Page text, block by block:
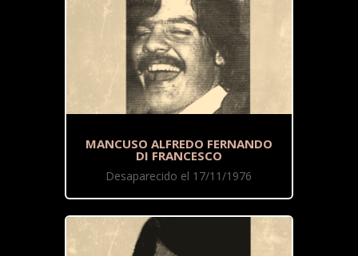
MANCUSO ALFREDO FERNANDO
DI FRANCESCO
Desaparecido el 17/11/1976